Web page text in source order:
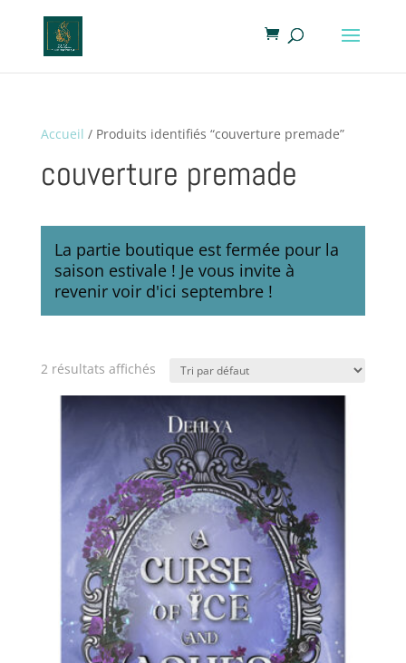
Accueil / Produits identifiés “couverture premade”
couverture premade
La partie boutique est fermée pour la
saison estivale ! Je vous invite à
revenir voir d'ici septembre !
2 résultats affichés